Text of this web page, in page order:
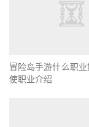
冒险岛手游什么职
使职业介绍